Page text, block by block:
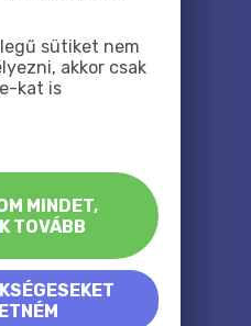
sütiket nem
akkor csak
kat is
MINDET,
TOVÁBB